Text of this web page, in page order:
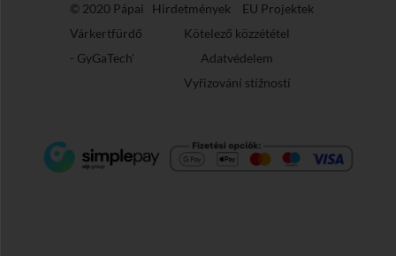
© 2020 Pápai
Várkertfürdő
- GyGaTech'
Hirdetmények
EU Projektek
Kötelező közzététel
Adatvédelem
Vyřizování stížností